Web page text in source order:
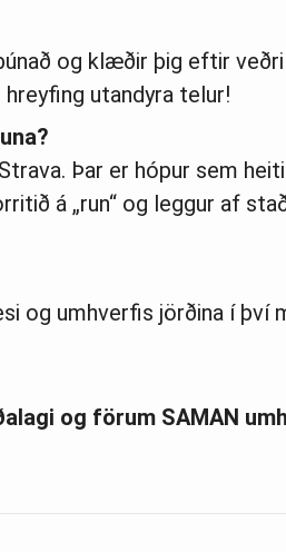
og klæðir þig eftir
hreyfing utandyra telur!
Þar er hópur sem
á „run“ og leggur af
og umhverfis jörðina í því
og förum SAMAN